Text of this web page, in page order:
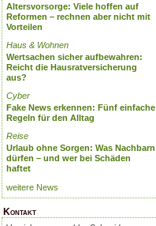
Altersvorsorge: Viele hoffen auf
Reformen – rechnen aber nicht mit
Vorteilen
Haus & Wohnen
Wertsachen sicher aufbewahren:
Reicht die Hausratversicherung
aus?
Cyber
Fake News erkennen: Fünf einfache
Regeln für den Alltag
Reise
Urlaub ohne Sorgen: Was Nachbarn
dürfen – und wer bei Schäden
haftet
weitere News
Kontakt